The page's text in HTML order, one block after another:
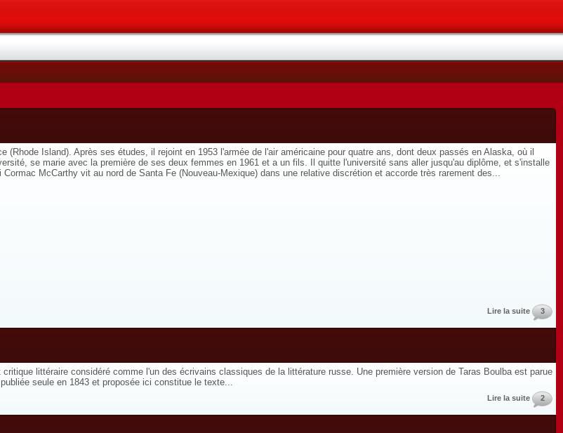
Island). Après ses études, il rejoint en 1953 l'armée de l'air américaine pour quatre ans, dont deux passés en Alaska, où il
se marie avec la première de ses deux femmes en 1961 et a un fils. Il quitte l'université sans aller jusqu'au diplôme, et s'installe
McCarthy vit au nord de Santa Fe (Nouveau-Mexique) dans une relative discrétion et accorde très rarement des...
Lire la suite 3
littéraire considéré comme l'un des écrivains classiques de la littérature russe. Une première version de Taras Boulba est parue
seule en 1843 et proposée ici constitue le texte...
Lire la suite 2